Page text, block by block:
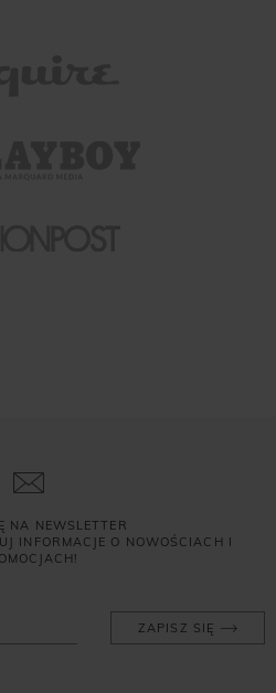
NA NEWSLETTER
INFORMACJE O NOWOŚCIACH I
ZAPISZ SIĘ